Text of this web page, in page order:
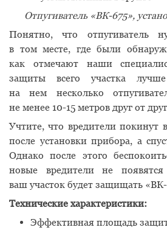
Отпугиватель «ВК-675»,
Понятно, что отпугиватель
в том месте, где были
как отмечают наши
защиты всего участка лучше
на нем несколько
не менее 10-15 метров друг от
Учтите, что вредители покинут
после установки прибора, а
Однако после этого
новые вредители не
ваш участок будет защищать «ВК-
Технические характеристики:
Эффективная площадь